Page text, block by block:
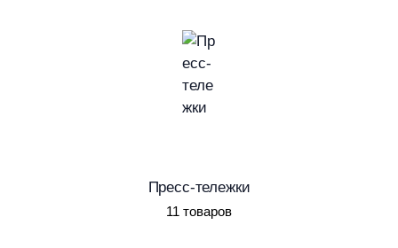
Пресс-тележки
11 товаров